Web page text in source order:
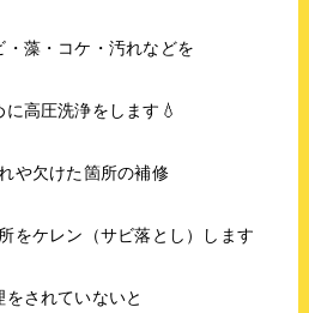
・藻・コケ・汚れなどを
高圧洗浄をします💧
や欠けた箇所の補修
をケレン（サビ落とし）します
をされていないと